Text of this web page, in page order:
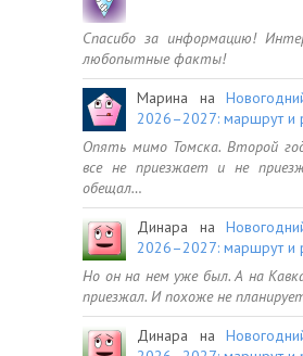
Спасибо за информацию!
любопытные факты!
Марина на
2026–2027: маршрут и
Опять мимо Томска. Второй
все не приезжает и не
обещал…
Динара на
2026–2027: маршрут и
Но он на нем уже был. А на
приезжал. И похоже не
Динара на